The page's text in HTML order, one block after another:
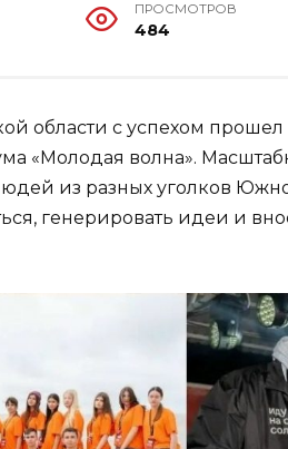
ПРОСМОТРОВ
484
области с успехом
«Молодая волна».
из разных уголков
генерировать идеи и